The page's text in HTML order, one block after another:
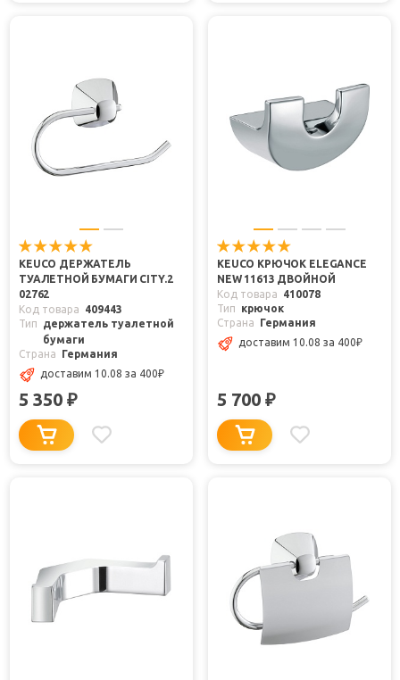
KEUCO ДЕРЖАТЕЛЬ
ТУАЛЕТНОЙ БУМАГИ CITY.2
02762
Код товара
409443
Тип
держатель туалетной
бумаги
Страна
Германия
доставим 10.08 за 400₽
5 350 ₽
KEUCO КРЮЧОК ELEGANCE
NEW 11613 ДВОЙНОЙ
Код товара
410078
Тип
крючок
Страна
Германия
доставим 10.08 за 400₽
5 700 ₽